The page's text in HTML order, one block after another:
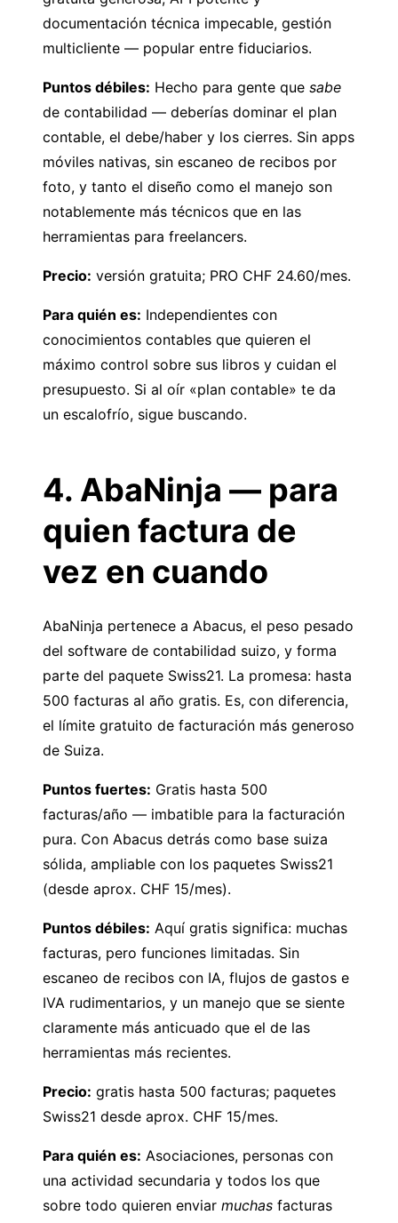
documentación técnica impecable, gestión
multicliente — popular entre fiduciarios.
Puntos débiles: Hecho para gente que sabe
de contabilidad — deberías dominar el plan
contable, el debe/haber y los cierres. Sin apps
móviles nativas, sin escaneo de recibos por
foto, y tanto el diseño como el manejo son
notablemente más técnicos que en las
herramientas para freelancers.
Precio: versión gratuita; PRO CHF 24.60/mes.
Para quién es: Independientes con
conocimientos contables que quieren el
máximo control sobre sus libros y cuidan el
presupuesto. Si al oír «plan contable» te da
un escalofrío, sigue buscando.
4. AbaNinja — para
quien factura de
vez en cuando
AbaNinja pertenece a Abacus, el peso pesado
del software de contabilidad suizo, y forma
parte del paquete Swiss21. La promesa: hasta
500 facturas al año gratis. Es, con diferencia,
el límite gratuito de facturación más generoso
de Suiza.
Puntos fuertes: Gratis hasta 500
facturas/año — imbatible para la facturación
pura. Con Abacus detrás como base suiza
sólida, ampliable con los paquetes Swiss21
(desde aprox. CHF 15/mes).
Puntos débiles: Aquí gratis significa: muchas
facturas, pero funciones limitadas. Sin
escaneo de recibos con IA, flujos de gastos e
IVA rudimentarios, y un manejo que se siente
claramente más anticuado que el de las
herramientas más recientes.
Precio: gratis hasta 500 facturas; paquetes
Swiss21 desde aprox. CHF 15/mes.
Para quién es: Asociaciones, personas con
una actividad secundaria y todos los que
sobre todo quieren enviar muchas facturas